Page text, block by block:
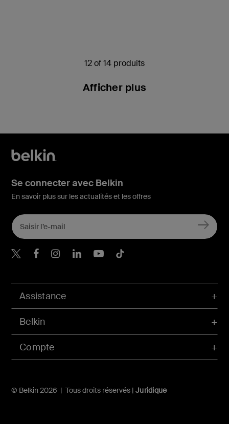
12 of 14 produits
Afficher plus
Compte
Assistance
Belkin
© Belkin 2026 | Tous droits réservés | Juridique
Se connecter avec Belkin
En savoir plus sur les actualités et les offres
Belkin Twitter
Belkin Facebook
Belkin Instagram
Belkin LinkedIn
Belkin Youtube
Belkin TikTok